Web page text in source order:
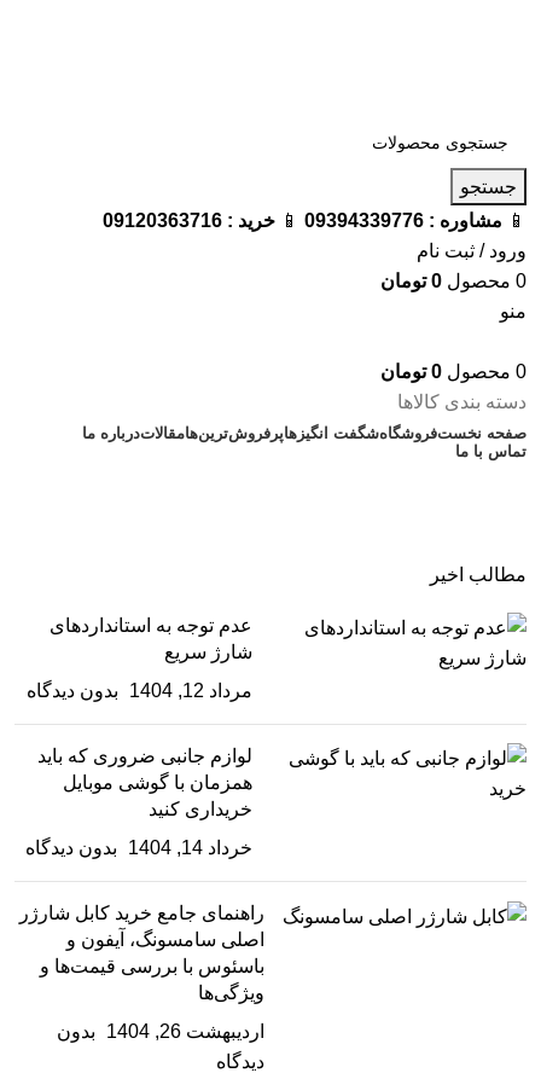
جستجو
📱 مشاوره : 09394339776
📱 خرید : 09120363716
ورود / ثبت نام
0 محصول 0 تومان
منو
0 محصول 0 تومان
دسته بندی کالاها
صفحه نخستفروشگاهشگفت انگیزهاپرفروش‌ترین‌هامقالاتدرباره ما
تماس با ما
مطالب اخیر
عدم توجه به استانداردهای
شارژ سریع
مرداد 12, 1404
بدون دیدگاه
لوازم جانبی ضروری که باید
همزمان با گوشی موبایل
خریداری کنید
خرداد 14, 1404
بدون دیدگاه
راهنمای جامع خرید کابل شارژر
اصلی سامسونگ، آیفون و
باسئوس با بررسی قیمت‌ها و
ویژگی‌ها
اردیبهشت 26, 1404
بدون
دیدگاه